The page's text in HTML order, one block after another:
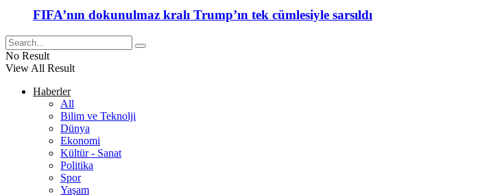
FIFA’nın dokunulmaz kralı Trump’ın tek cümlesiyle sarsıldı
No Result
View All Result
Haberler
All
Bilim ve Teknolji
Dünya
Ekonomi
Kültür - Sanat
Politika
Spor
Yaşam